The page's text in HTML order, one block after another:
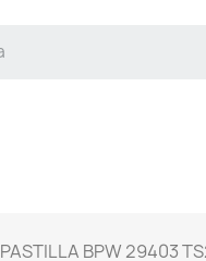
PASTILLA BPW 29403